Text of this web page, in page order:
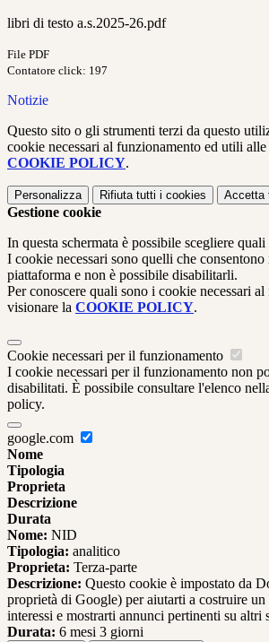
libri di testo a.s.2025-26.pdf
File PDF
Contatore click: 197
Notizie
Questo sito o gli strumenti terzi da questo
cookie necessari al funzionamento ed utili
COOKIE POLICY.
Personalizza Rifiuta tutti i cookies Accetta
Gestione cookie
In questa schermata è possibile scegliere
I cookie necessari sono quelli che
piattaforma e non è possibile disabilitarli.
Per conoscere quali sono i cookie necessari
visionare la COOKIE POLICY.
Cookie necessari per il funzionamento
I cookie necessari per il funzionamento non
disabilitati. È possibile consultare l'elenco
policy.
google.com
Nome
Tipologia
Proprieta
Descrizione
Durata
Nome: NID
Tipologia: analitico
Proprieta: Terza-parte
Descrizione: Questo cookie è impostato da
proprietà di Google) per aiutarti a costruire
interessi e mostrarti annunci pertinenti su altri
Durata: 6 mesi 3 giorni